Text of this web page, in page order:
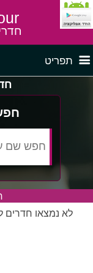
תפריט
חדרים לפי שעה
לא נמצאו חדרים